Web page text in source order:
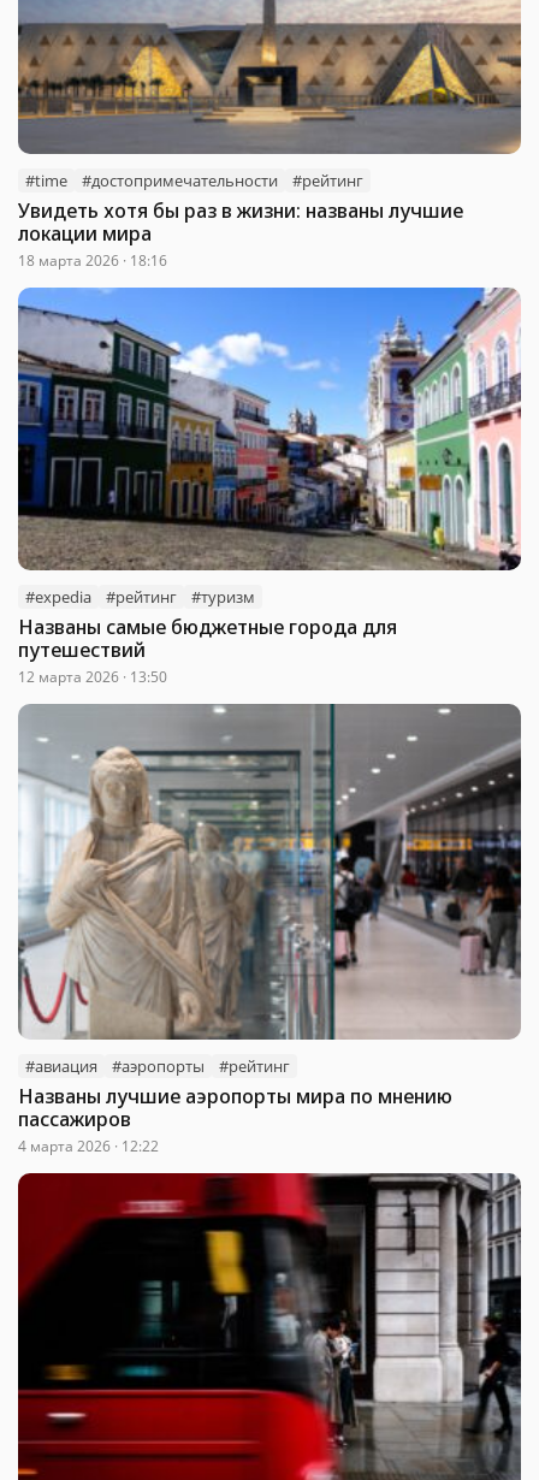
#time #достопримечательности #рейтинг
Увидеть хотя бы раз в жизни: названы лучшие
локации мира
18 марта 2026 · 18:16
#expedia #рейтинг #туризм
Названы самые бюджетные города для
путешествий
12 марта 2026 · 13:50
#авиация #аэропорты #рейтинг
Названы лучшие аэропорты мира по мнению
пассажиров
4 марта 2026 · 12:22